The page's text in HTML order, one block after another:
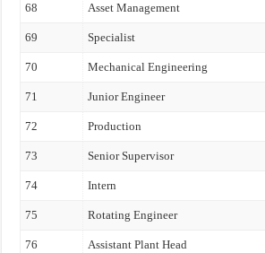
68 Asset Management
69 Specialist
70 Mechanical Engineering
71 Junior Engineer
72 Production
73 Senior Supervisor
74 Intern
75 Rotating Engineer
76 Assistant Plant Head